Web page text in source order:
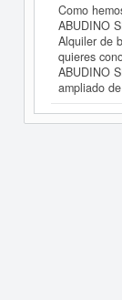
Como
ABUDINO
Alquiler de
quieres
ABUDINO
ampliado